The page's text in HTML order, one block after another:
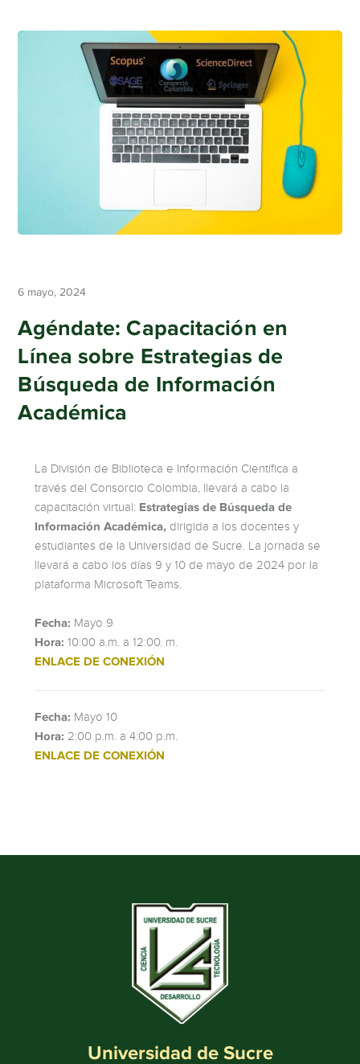
6 mayo, 2024
Agéndate: Capacitación en
Línea sobre Estrategias de
Búsqueda de Información
Académica
La División de Biblioteca e Información Científica a
través del Consorcio Colombia, llevará a cabo la
capacitación virtual: Estrategias de Búsqueda de
Información Académica, dirigida a los docentes y
estudiantes de la Universidad de Sucre. La jornada se
llevará a cabo los días 9 y 10 de mayo de 2024 por la
plataforma Microsoft Teams.
Fecha: Mayo 9
Hora: 10:00 a.m. a 12:00. m.
ENLACE DE CONEXIÓN
Fecha: Mayo 10
Hora: 2:00 p.m. a 4:00 p.m.
ENLACE DE CONEXIÓN
Universidad de Sucre